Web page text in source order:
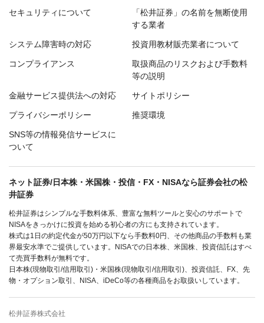
セキュリティについて
「松井証券」の名前を無断使用
する業者
システム障害時の対応 投資用教材販売業者について
コンプライアンス
取扱商品のリスクおよび手数料
等の説明
金融サービス提供法への対応 サイトポリシー
プライバシーポリシー 推奨環境
SNS等の情報発信サービスに
ついて
ネット証券/日本株・米国株・投信・FX・NISAなら証券会社の松
井証券
松井証券はシンプルな手数料体系、豊富な無料ツールと安心のサポートで
NISAをきっかけに投資を始める初心者の方にも支持されています。
株式は1日の約定代金が50万円以下なら手数料0円、その他商品の手数料も業
界最安水準でご提供しています。NISAでの日本株、米国株、投資信託はすべ
て売買手数料が無料です。
日本株(現物取引/信用取引)・米国株(現物取引/信用取引)、投資信託、FX、先
物・オプション取引、NISA、iDeCo等の各種商品をお取扱いしています。
松井証券株式会社